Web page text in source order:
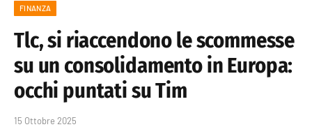
FINANZA
Tlc, si riaccendono le scommesse
su un consolidamento in Europa:
occhi puntati su Tim
15 Ottobre 2025